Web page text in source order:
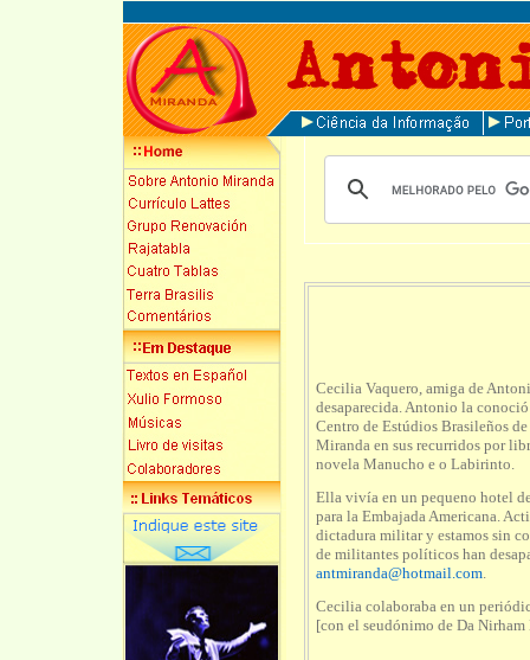
Cecilia Vaquero, amiga de
desaparecida. Antonio la
Centro de Estúdios Brasileños
Miranda en sus recurridos por
novela Manucho e o Labirinto.
Ella vivía en un pequeno hotel
para la Embajada Americana.
dictadura militar y estamos sin
de militantes políticos han
antmiranda@hotmail.com.
Cecilia colaboraba en un
[con el seudónimo de Da